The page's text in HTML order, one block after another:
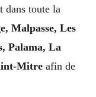
dans toute la
Malpasse, Les
Palama, La
Mitre afin de